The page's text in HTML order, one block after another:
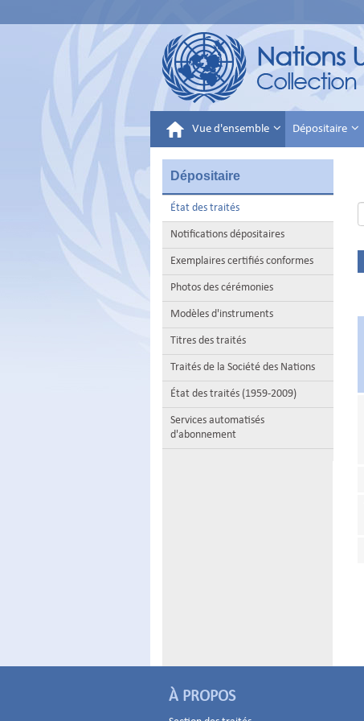
Vue d'ensemble Dépositaire
Dépositaire
État des traités
Notifications dépositaires
Exemplaires certifiés conformes
Photos des cérémonies
Modèles d'instruments
Titres des traités
Traités de la Société des Nations
État des traités (1959-2009)
Services automatisés
d'abonnement
À PROPOS